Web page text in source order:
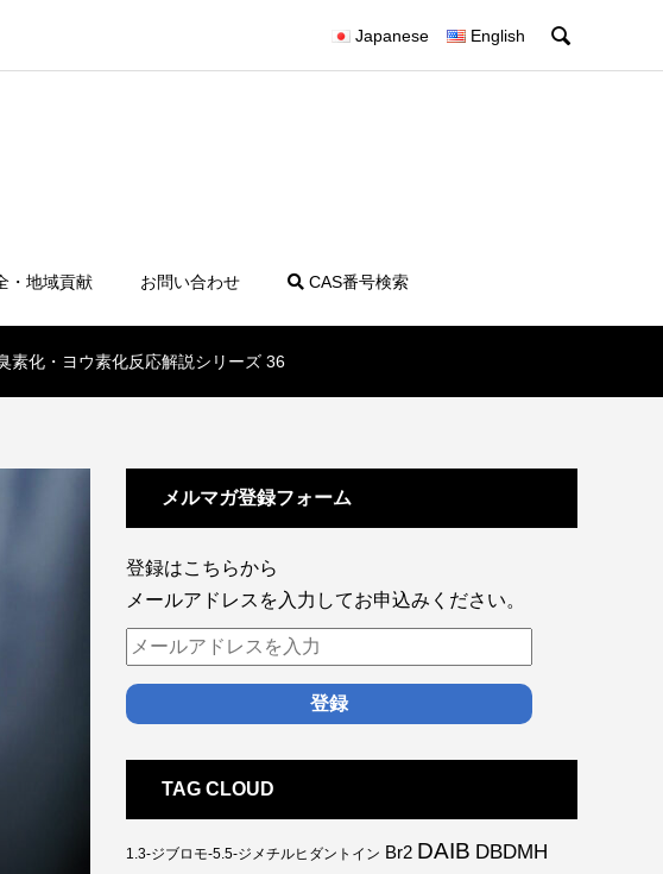
Japanese English 
・地域貢献 お問い合わせ CAS番号検索
素化・ヨウ素化反応解説シリーズ 36
メルマガ登録フォーム
登録はこちらから
メールアドレスを入力してお申込みください。
TAG CLOUD
1.3-ジブロモ-5.5-ジメチルヒダントイン Br2 DAIB DBDMH